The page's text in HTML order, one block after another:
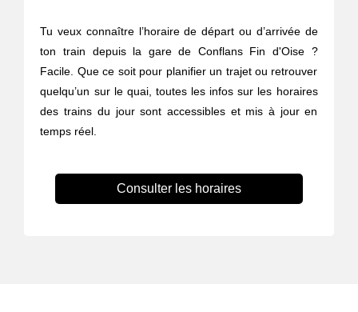
Tu veux connaître l’horaire de départ ou d’arrivée de
ton train depuis la gare de Conflans Fin d'Oise ?
Facile. Que ce soit pour planifier un trajet ou retrouver
quelqu’un sur le quai, toutes les infos sur les horaires
des trains du jour sont accessibles et mis à jour en
temps réel.
Consulter les horaires